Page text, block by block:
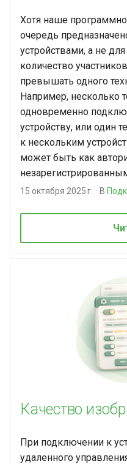
Хотя наше
очередь
устройствами, а не
количество
превышать одного
Например, несколько
одновременно
устройству, или один
к нескольким
может быть как
15 октября 2025 г. В
Качество
При подключении к
удаленного